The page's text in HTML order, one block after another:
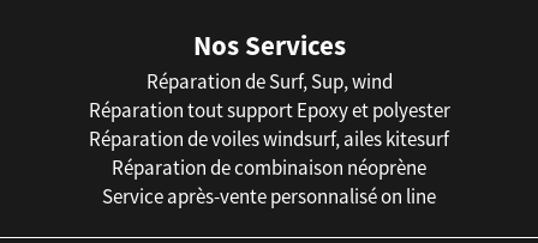
Nos Services
Réparation de Surf, Sup, wind
Réparation tout support Epoxy et polyester
Réparation de voiles windsurf, ailes kitesurf
Réparation de combinaison néoprène
Service après-vente personnalisé on line